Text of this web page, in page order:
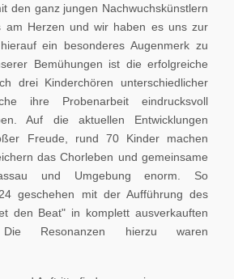
den ganz jungen Nachwuchskünstlern
am Herzen und wir haben es uns zur
ein besonderes Augenmerk zu
Bemühungen ist die erfolgreiche
drei Kinderchören unterschiedlicher
ihre Probenarbeit eindrucksvoll
Auf die aktuellen Entwicklungen
Freude, rund 70 Kinder machen
das Chorleben und gemeinsame
und Umgebung enorm. So
geschehen mit der Aufführung des
den Beat" in komplett ausverkauften
Die Resonanzen hierzu waren